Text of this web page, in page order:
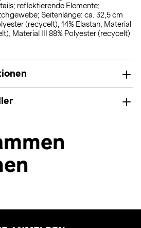
reflektierende Elemente;
Seitenlänge: ca. 32,5 cm
(recycelt), 14% Elastan, Material
Material III 88% Polyester (recycelt)